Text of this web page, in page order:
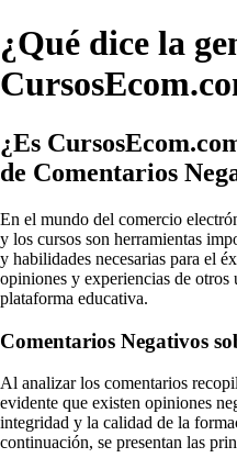
¿Qué dice la
¿Es
de Comentarios
En el mundo del comercio
y los cursos son herramientas
y habilidades necesarias para el
opiniones y experiencias de otros
plataforma educativa.
Comentarios Negativos
Al analizar los comentarios
evidente que existen opiniones
integridad y la calidad de la
continuación, se presentan las